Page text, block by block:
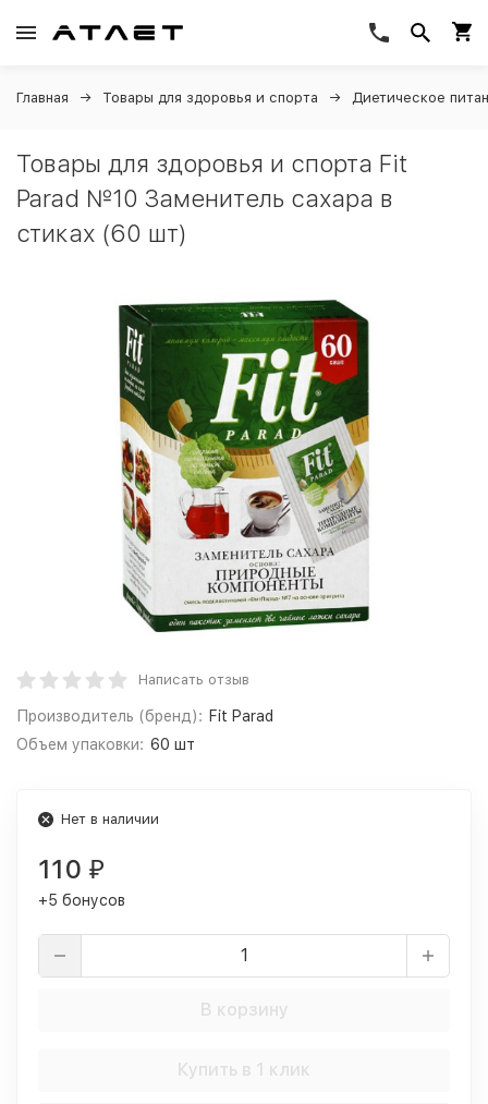
Главная Товары для здоровья и спорта Диетическое
Товары для здоровья и спорта Fit
Parad №10 Заменитель сахара в
стиках (60 шт)
Написать отзыв
Производитель (бренд): Fit Parad
Объем упаковки: 60 шт
Нет в наличии
110 ₽
+5 бонусов
В корзину
Купить в 1 клик